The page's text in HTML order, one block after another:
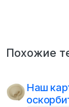
Похожие
Наш